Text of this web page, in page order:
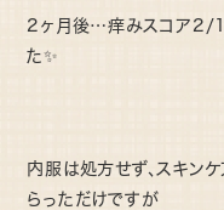
2ヶ月後…痒みスコア2/
た✨
内服は処方せず、スキン
らっただけですが